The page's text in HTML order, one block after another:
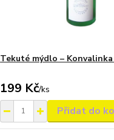
Tekuté mýdlo –
199 Kč/ks
Přidat do